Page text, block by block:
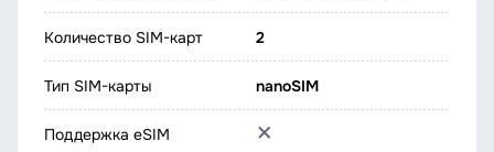
Количество SIM-карт 2
Тип SIM-карты nanoSIM
Поддержка eSIM